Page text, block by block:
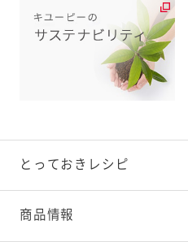
とっておきレシピ
とっておきレシピトップ
商品情報